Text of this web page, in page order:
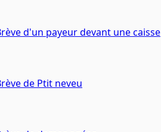
d'un payeur devant une caisse
de Ptit neveu